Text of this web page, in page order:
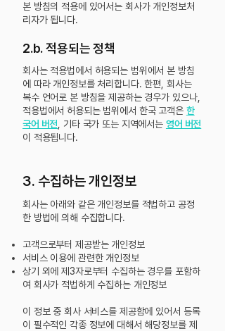
본 방침의 적용에 있어서는 회사가 개인정보처
리자가 됩니다.
2.b. 적용되는 정책
회사는 적용법에서 허용되는 범위에서 본 방침
에 따라 개인정보를 처리합니다.한편, 회사는
복수 언어로 본 방침을 제공하는 경우가 있으나,
적용법에서 허용되는 범위에서 한국 고객은 한
국어 버전 , 기타 국가 또는 지역에서는 영어 버전
이 적용됩니다.
3. 수집하는 개인정보
회사는 아래와 같은 개인정보를 적법하고 공정
한 방법에 의해 수집합니다.
고객으로부터 제공받는 개인정보
서비스 이용에 관련한 개인정보
상기 외에 제3자로부터 수집하는 경우를 포함하
여 회사가 적법하게 수집하는 개인정보
이 정보 중 회사 서비스를 제공함에 있어서 등록
이 필수적인 각종 정보에 대해서 해당정보를 제